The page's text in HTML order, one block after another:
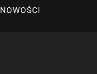
NOWOŚCI